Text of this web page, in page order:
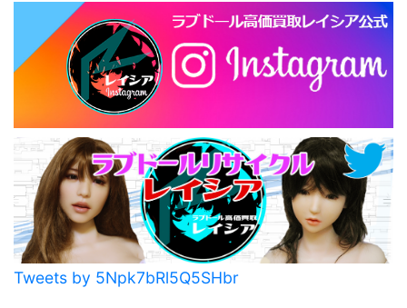
Tweets by 5Npk7bRl5Q5SHbr